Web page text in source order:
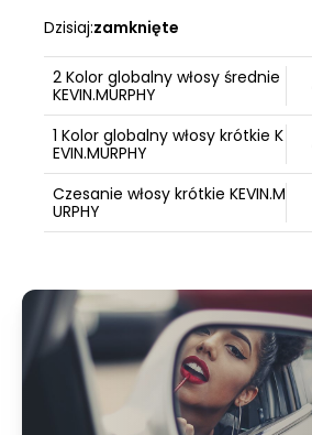
Dzisiaj:zamknięte
2 Kolor globalny włosy średnie
KEVIN.MURPHY
1 Kolor globalny włosy krótkie K
EVIN.MURPHY
Czesanie włosy krótkie KEVIN.M
URPHY